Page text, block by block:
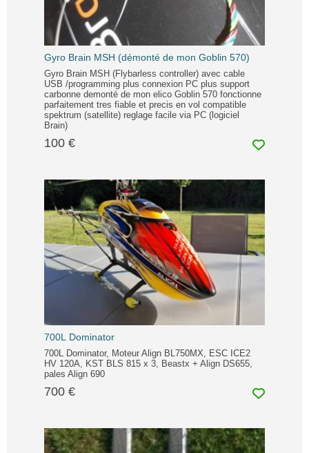
Gyro Brain MSH (démonté de mon Goblin 570)
Gyro Brain MSH (Flybarless controller) avec cable
USB /programming plus connexion PC plus support
carbonne demonté de mon elico Goblin 570 fonctionne
parfaitement tres fiable et precis en vol compatible
spektrum (satellite) reglage facile via PC (logiciel
Brain)
100 €
700L Dominator
700L Dominator, Moteur Align BL750MX, ESC ICE2
HV 120A, KST BLS 815 x 3, Beastx + Align DS655,
pales Align 690
700 €